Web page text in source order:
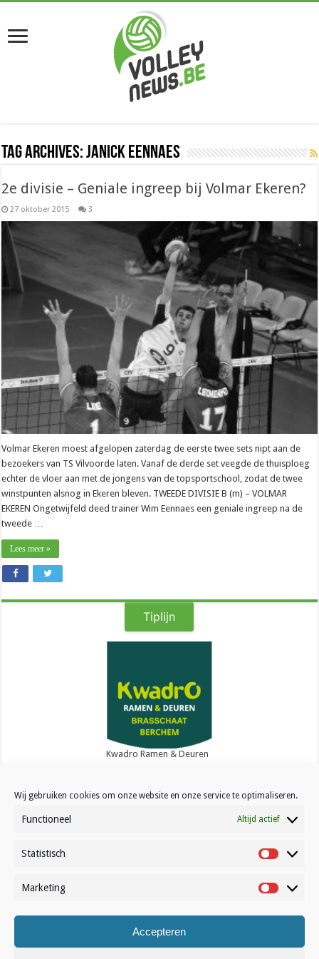
Wij gebruiken cookies om onze website en onze service te optimaliseren.
Functioneel Altijd actief
Statistisch Statistisch
Marketing
Accepteren
Tag Archives:Janick Eennaes
2e divisie – Geniale ingreep bij Volmar Ekeren?
27 oktober 2015 3
Volmar Ekeren moest afgelopen zaterdag de eerste twee sets nipt aan de
bezoekers van TS Vilvoorde laten. Vanaf de derde set veegde de thuisploeg
echter de vloer aan met de jongens van de topsportschool, zodat de twee
winstpunten alsnog in Ekeren bleven. TWEEDE DIVISIE B (m) – VOLMAR
EKEREN Ongetwijfeld deed trainer Wim Eennaes een geniale ingreep na de
tweede …
Lees meer »
Tiplijn
Kwadro Ramen & Deuren
Contact
© Volleynews.be2026